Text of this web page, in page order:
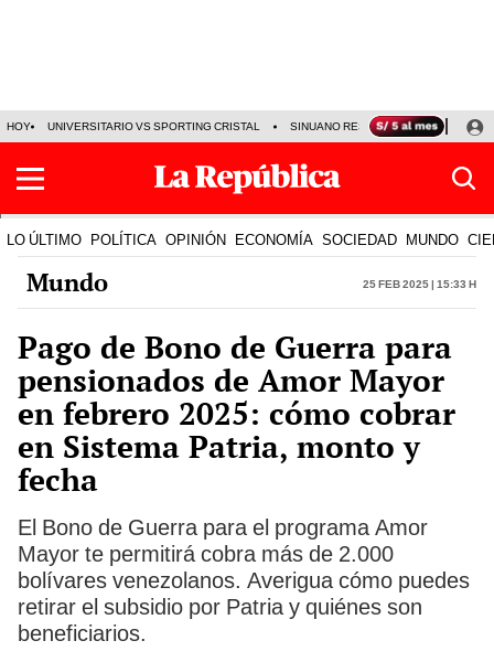
HOY UNIVERSITARIO VS SPORTING CRISTAL SINUANO RESULTADOS HOY
LO ÚLTIMO POLÍTICA OPINIÓN ECONOMÍA SOCIEDAD MUNDO
Mundo 25 Feb 2025 | 15:33 h
Pago de Bono de Guerra para
pensionados de Amor Mayor
en febrero 2025: cómo cobrar
en Sistema Patria, monto y
fecha
El Bono de Guerra para el programa Amor
Mayor te permitirá cobra más de 2.000
bolívares venezolanos. Averigua cómo puedes
retirar el subsidio por Patria y quiénes son
beneficiarios.